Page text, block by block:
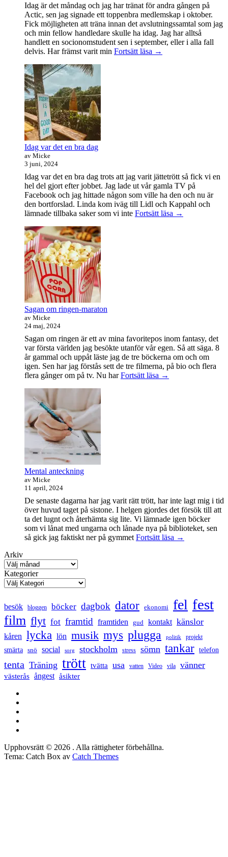
Idag är det måndag och jag har tränat för andra gången på
Actic, sen jag signade ett toppenbra medlemskap i oktober.
Fick möjligheten att träna innan det avslutningssamtal som jag
och min fellow handledare skulle ha idag. Jag har alltså
handlett en socionomstudent sen i september, eller i alla fall
delvis. Har främst varit min Fortsätt läsa Att
→
Idag var det en bra dag
av Micke
3 juni, 2024
Idag var det en bra dag trots att jag varit jättetrött så fick vi en
hel del gjort efter jobbet. Jag lade ut vår gamla TV på
Facebook och jag hittade någon som ville ha den och nu är
den bortforslad. Linda kom iväg till Lidl och Kappahl och
lämnade tillbaka saker som vi inte Fortsätt läsa Idag
→
Sagan om ringen-maraton
av Micke
24 maj, 2024
Sagan om ringen är ett av mina favoritepos inom fantasy, det
var första världen jag besökte utanför vår egen. Så att säga. 8
år gammal och uppåt läste jag de tre böckerna om och om
igen. Sen har jag förstås sett de tre filmerna, på bio och flera
flera gånger om på tv. Nu harFortsätt läsa Sagan
→
Mental anteckning
av Micke
11 april, 2024
De senaste dagarna har jag varit rätt trött, har inte lagt mig i tid
över huvud taget på sistone. I helgen gjordes det försök till att
ta det lugnt och återhämta sig lite. Vi lämnade igen böcker
som vi lånat med ungarna och lånade nya på biblioteket, sen
så gick jag faktiskt ner på gymmet Fortsätt läsa Mental
→
Arkiv
Kategorier
besök bloggen böcker dagbok dator ekonomi fel fest
film flyt fot framtid framtiden gud kontakt känslor
kåren lycka lön musik mys plugga politik projekt
smärta snö social sorg stockholm stress sömn tankar telefon
tenta Träning trött tvätta usa vatten Video vila vänner
västerås ångest åsikter
Upphovsrätt © 2026 . Alla rättigheter förbehållna.
Tema: Catch Box av Catch Themes